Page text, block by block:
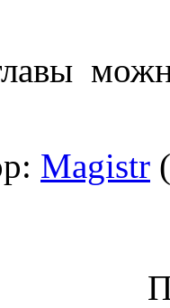
Magistr